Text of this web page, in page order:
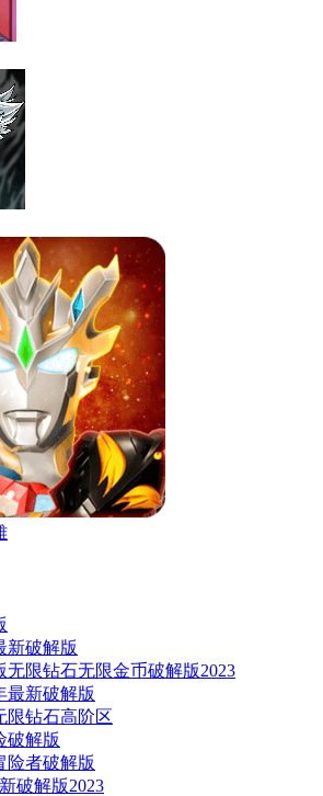
新破解版
无限钻石无限金币破解版2023
最新破解版
限钻石高阶区
破解版
险者破解版
破解版2023